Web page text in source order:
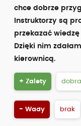
chce dobrze
Instruktorzy są
przekazać
Dzięki nim
kierownicą.
+ Zalety
- Wady brak